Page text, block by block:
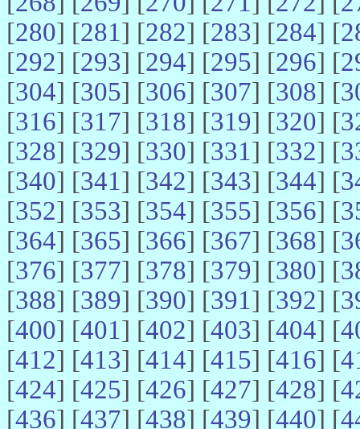
[280] [281] [282] [283] [284] [
[292] [293] [294] [295] [296] [
[304] [305] [306] [307] [308] [
[316] [317] [318] [319] [320] [
[328] [329] [330] [331] [332] [
[340] [341] [342] [343] [344] [
[352] [353] [354] [355] [356] [
[364] [365] [366] [367] [368] [
[376] [377] [378] [379] [380] [
[388] [389] [390] [391] [392] [
[400] [401] [402] [403] [404] [
[412] [413] [414] [415] [416] [
[424] [425] [426] [427] [428] [
[436] [437] [438] [439] [440] [